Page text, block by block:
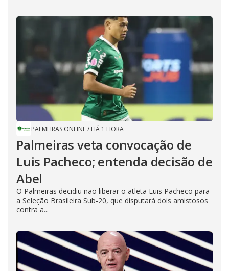
PALMEIRAS ONLINE/ HÁ 1 HORA
Palmeiras veta convocação de
Luis Pacheco; entenda decisão de
Abel
O Palmeiras decidiu não liberar o atleta Luis Pacheco para
a Seleção Brasileira Sub-20, que disputará dois amistosos
contra a...